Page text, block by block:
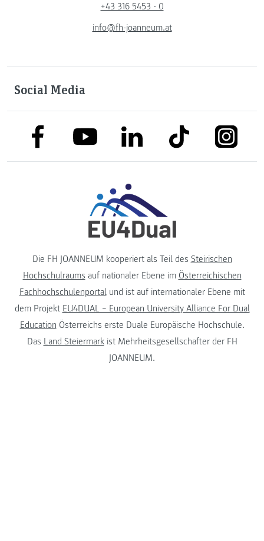
+43 316 5453 - 0
info@fh-joanneum.at
Social Media
link to facebooklink to youtubelink to linkedinlink to tiktok link to
Die FH JOANNEUM kooperiert als Teil des Steirischen
Hochschulraums auf nationaler Ebene im Österreichischen
Fachhochschulenportalund ist auf internationaler Ebene mit
dem Projekt EU4DUAL – European University Alliance For Dual
Education Österreichs erste Duale Europäische Hochschule.
Das Land Steiermarkist Mehrheitsgesellschafter der FH
JOANNEUM.